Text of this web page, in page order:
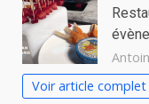
Voir article complet